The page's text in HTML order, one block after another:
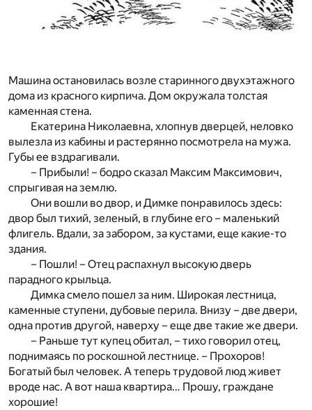
Машина остановилась возле старинного двухэтажного
дома из красного кирпича. Дом окружала толстая
каменная стена.
Екатерина Николаевна, хлопнув дверцей, неловко
вылезла из кабины и растерянно посмотрела на мужа.
Губы ее вздрагивали.
– Прибыли! – бодро сказал Максим Максимович,
спрыгивая на землю.
Они вошли во двор, и Димке понравилось здесь:
двор был тихий, зеленый, в глубине его – маленький
флигель. Вдали, за забором, за кустами, еще какие-то
здания.
– Пошли! – Отец распахнул высокую дверь
парадного крыльца.
Димка смело пошел за ним. Широкая лестница,
каменные ступени, дубовые перила. Внизу – две двери,
одна против другой, наверху – еще две такие же двери.
– Раньше тут купец обитал, – тихо говорил отец,
поднимаясь по роскошной лестнице. – Прохоров!
Богатый был человек. А теперь трудовой люд живет
вроде нас. А вот наша квартира… Прошу, граждане
хорошие!